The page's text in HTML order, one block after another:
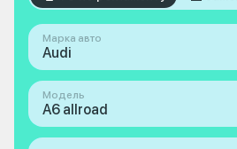
Марка авто
Audi
Модель
A6 allroad